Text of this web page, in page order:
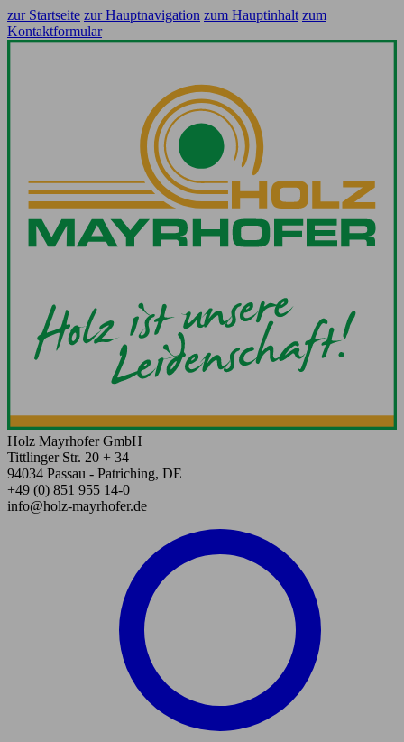
zur Startseite zur Hauptnavigation zum Hauptinhalt zum
Kontaktformular
Holz Mayrhofer GmbH
Tittlinger Str. 20 + 34
94034 Passau - Patriching, DE
+49 (0) 851 955 14-0
info@holz-mayrhofer.de